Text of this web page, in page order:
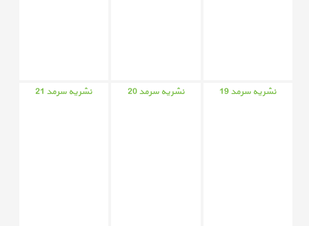
نشریه سرمد 19 نشریه سرمد 20 نشریه سرمد 21